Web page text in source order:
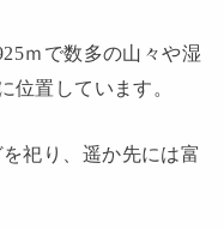
ｍで数多の山々や湿
位置しています。
祀り、遥か先には富